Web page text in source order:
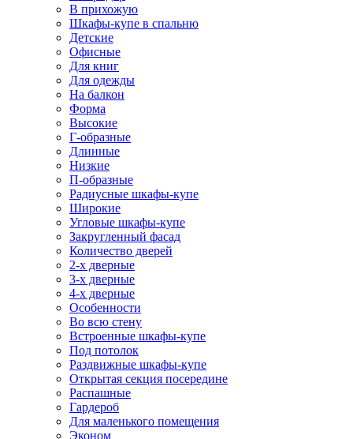
В прихожую
Шкафы-купе в спальню
Детские
Офисные
Для книг
Для одежды
На балкон
Форма
Высокие
Г-образные
Длинные
Низкие
П-образные
Радиусные шкафы-купе
Широкие
Угловые шкафы-купе
Закругленный фасад
Количество дверей
2-х дверные
3-х дверные
4-х дверные
Особенности
Во всю стену
Встроенные шкафы-купе
Под потолок
Раздвижные шкафы-купе
Открытая секция посередине
Распашные
Гардероб
Для маленького помещения
Эконом